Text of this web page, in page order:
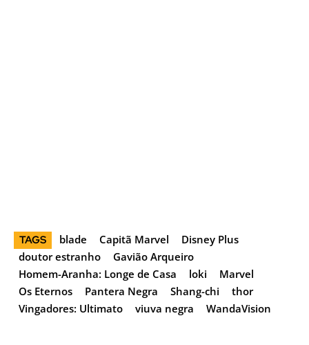
TAGS blade Capitã Marvel
Disney Plus
doutor estranho
Gavião Arqueiro
Homem-Aranha: Longe de Casa
loki
Marvel
Os Eternos
Pantera Negra Shang-chi
thor
Vingadores: Ultimato
viuva negra WandaVision